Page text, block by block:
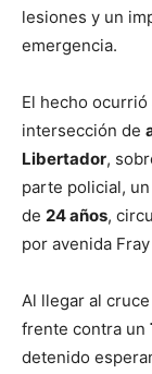
lesiones y un
emergencia.
El hecho
intersección de
Libertador,
parte policial, un
de 24 años,
por avenida
Al llegar al
frente contra un
detenido